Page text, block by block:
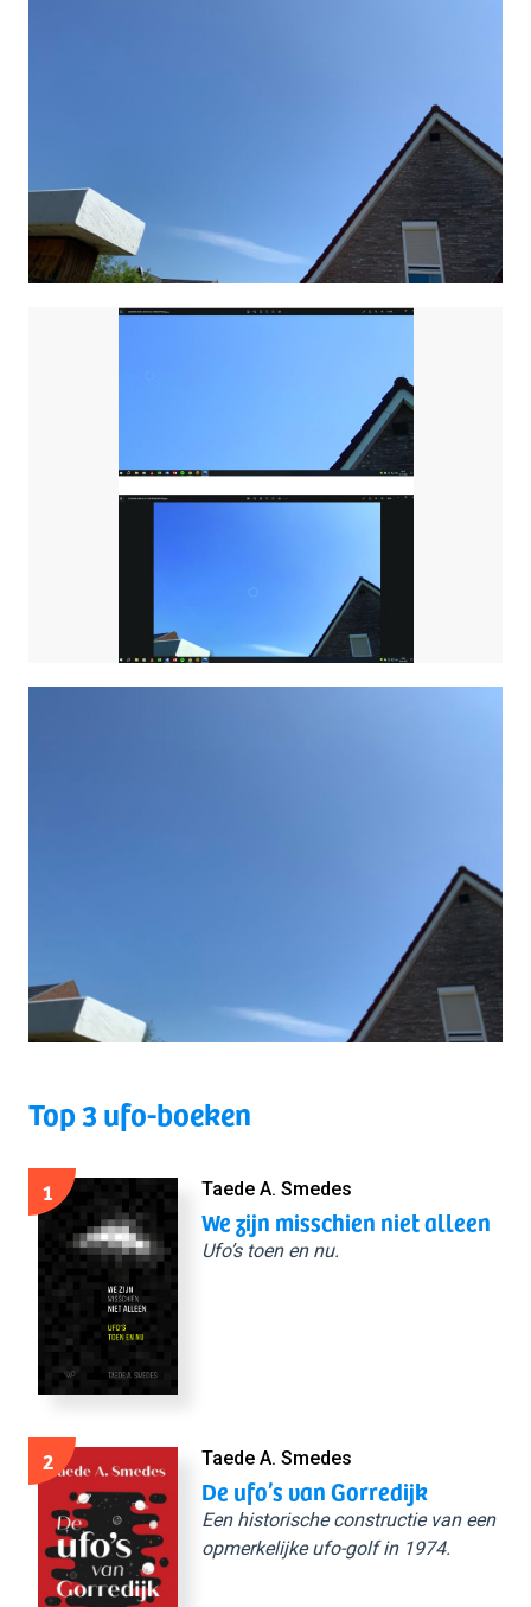
Top 3 ufo-boeken
1 Taede A. Smedes
We zijn misschien niet alleen
Ufo’s toen en nu.
2 Taede A. Smedes
De ufo’s van Gorredijk
Een historische constructie van een
opmerkelijke ufo-golf in 1974.